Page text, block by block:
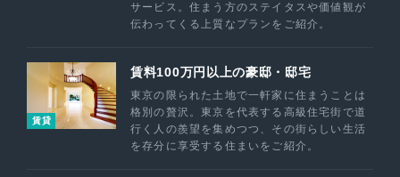
サービス。住まう方のステイタスや価値観が
伝わってくる上質なプランをご紹介。
賃貸
賃料100万円以上の豪邸・邸宅
東京の限られた土地で一軒家に住まうことは
格別の贅沢。東京を代表する高級住宅街で道
行く人の羨望を集めつつ、その街らしい生活
を存分に享受する住まいをご紹介。